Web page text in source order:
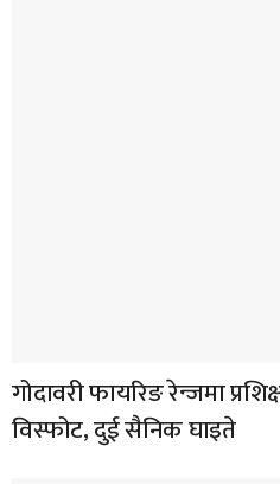
गोदावरी फायरिङ रेन्जमा
विस्फोट, दुई सैनिक घाइते